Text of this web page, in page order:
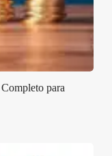
para